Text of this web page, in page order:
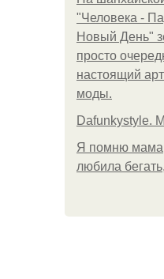
"Человека -
Новый День"
просто
настоящий
моды.
Dafunkystyle.
Я помню
любила